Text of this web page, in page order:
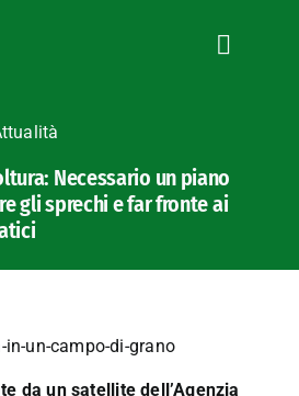
Necessario un piano
gli sprechi e far fronte ai
da un satellite dell’Agenzia